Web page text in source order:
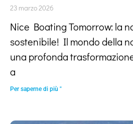
23 marzo 2026
Nice Boating Tomorrow: la
sostenibile! Il mondo della
una profonda
a
Per saperne di più "